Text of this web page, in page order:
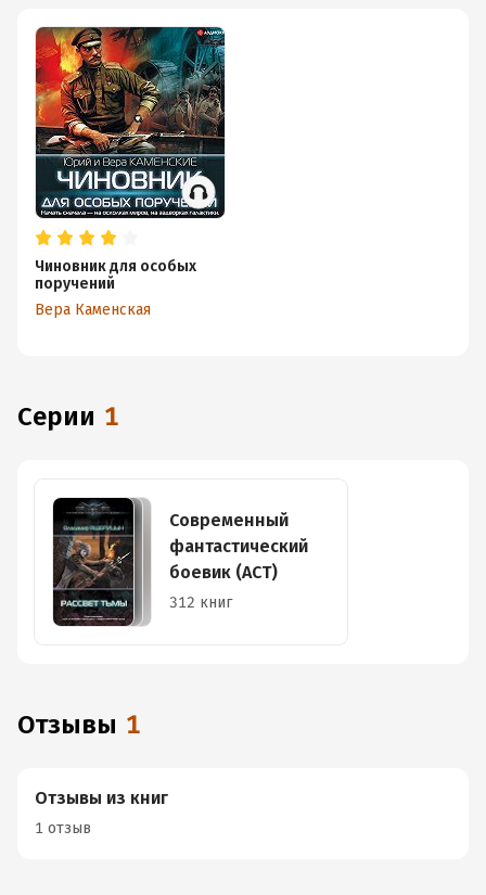
Чиновник для особых
поручений
Вера Каменская
Серии 1
Современный
фантастический
боевик (АСТ)
312 книг
Отзывы 1
Отзывы из книг
1 отзыв